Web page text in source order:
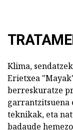
Klima,
Erietxea
berreskuratze
garrantzitsuena
teknikak, eta
badaude